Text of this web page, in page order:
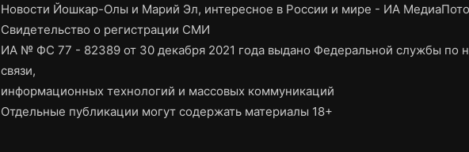
Новости Йошкар-Олы и Марий Эл, интересное в России и мире - ИА
Свидетельство о регистрации СМИ
ИА № ФС 77 - 82389 от 30 декабря 2021 года выдано Федеральной службы по
связи,
информационных технологий и массовых коммуникаций
Отдельные публикации могут содержать материалы 18+